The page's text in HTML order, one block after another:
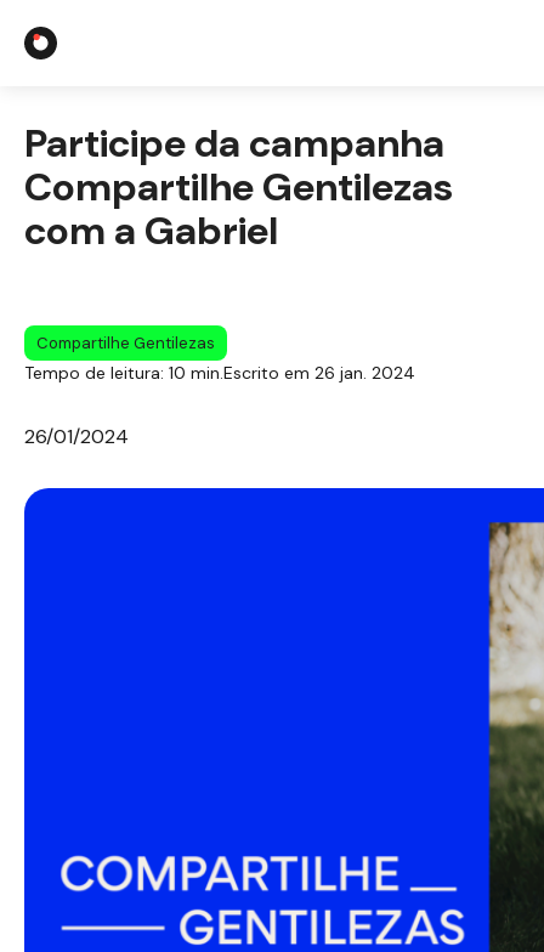
Integrações
Participe da campanha
Compartilhe Gentilezas
com a Gabriel
Compartilhe Gentilezas
Tempo de leitura: 10 min.Escrito em 26 jan. 2024
26/01/2024